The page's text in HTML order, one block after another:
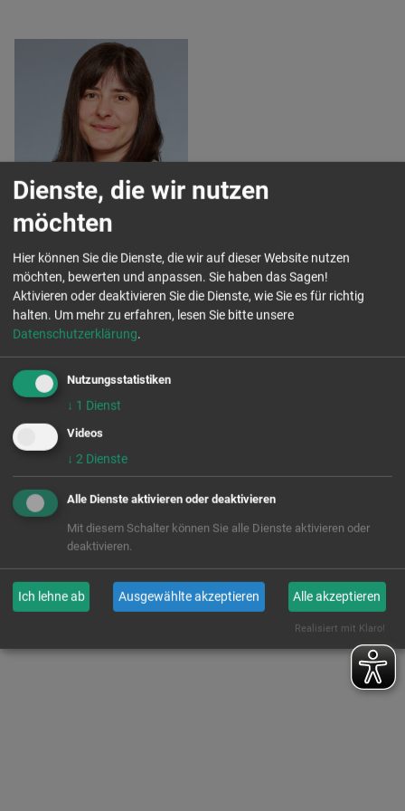
Jana Wagner
Referentin
Schulen ab Klasse 5
Tel. 0176 - 1371 3886
j.wagner@aktion-
zivilcourage.de
Dienste, die wir nutzen
möchten
Hier können Sie die Dienste, die wir auf dieser Website nutzen
möchten, bewerten und anpassen. Sie haben das Sagen!
Aktivieren oder deaktivieren Sie die Dienste, wie Sie es für richtig
halten. Um mehr zu erfahren, lesen Sie bitte unsere
Datenschutzerklärung.
Nutzungsstatistiken
↓ 1 Dienst
Videos
↓ 2 Dienste
Alle Dienste aktivieren oder deaktivieren
Mit diesem Schalter können Sie alle Dienste aktivieren oder
deaktivieren.
Ich lehne ab Ausgewählte akzeptieren Alle akzeptieren
Realisiert mit Klaro!